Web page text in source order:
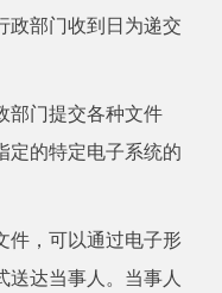
政部门收到日为递交
门提交各种文件
定的特定电子系统的
，可以通过电子形
送达当事人。当事人